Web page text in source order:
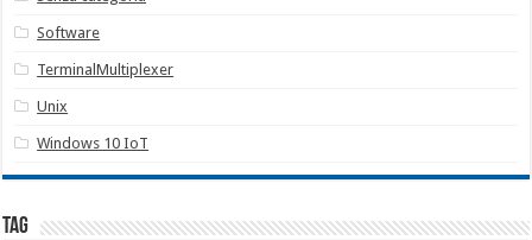
Software
TerminalMultiplexer
Unix
Windows 10 IoT
Tag